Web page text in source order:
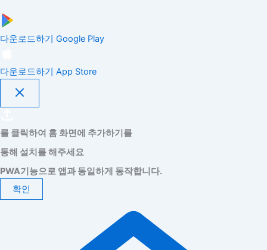
다운로드하기 Google Play
다운로드하기 App Store
를 클릭하여 홈 화면에 추가하기를
통해 설치를 해주세요
PWA기능으로 앱과 동일하게 동작합니다.
확인